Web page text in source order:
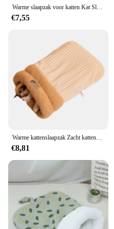
Warme slaapzak voor katten Kat Slapen Beddengoed Slaapzak Kat Hond Huisdieren Warm bed Warm Comfortabel Veilig Hondenhuis Dierbenodigdheden
€7,55
Warme kattenslaapzak Zacht kattenbed Comfortabele tunnel Kattennest Gesloten huisdierhuis voor katten Mooie kattennest Kattenaccessoires
€8,81